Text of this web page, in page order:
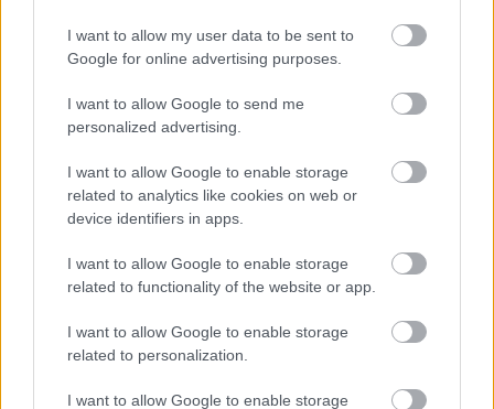
I want to allow my user data to be sent to
Google for online advertising purposes.
I want to allow Google to send me
personalized advertising.
I want to allow Google to enable storage
related to analytics like cookies on web or
device identifiers in apps.
I want to allow Google to enable storage
related to functionality of the website or app.
I want to allow Google to enable storage
related to personalization.
I want to allow Google to enable storage
Ezzel párhuzamosan jelentős átalakításon esik át a Re-
Blockade rendszer is. A fejlesztők természetesebb
átmeneteket szeretnének kialakítani az ostromok előtti
és utáni szakaszok között, emellett új védelmi
lehetőségek érkeznek bizonyos erődítményekhez. A
jutalmazási rendszert szintén átdolgozzák, hogy a
területek felszabadítása valóban értékesebbnek
A történetmesélés terén is változások várhatók. A